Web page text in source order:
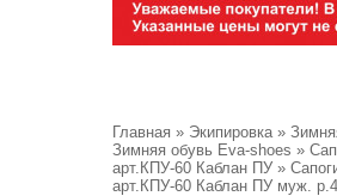
Главная » Экипировка»
Зимняя обувь Eva-shoes »
арт.КПУ-60 Каблан ПУ »
арт.КПУ-60 Каблан ПУ муж.